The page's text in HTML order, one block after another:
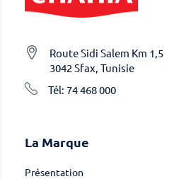
Route Sidi Salem Km 1,5
3042 Sfax, Tunisie
Tél: 74 468 000
La Marque
Présentation